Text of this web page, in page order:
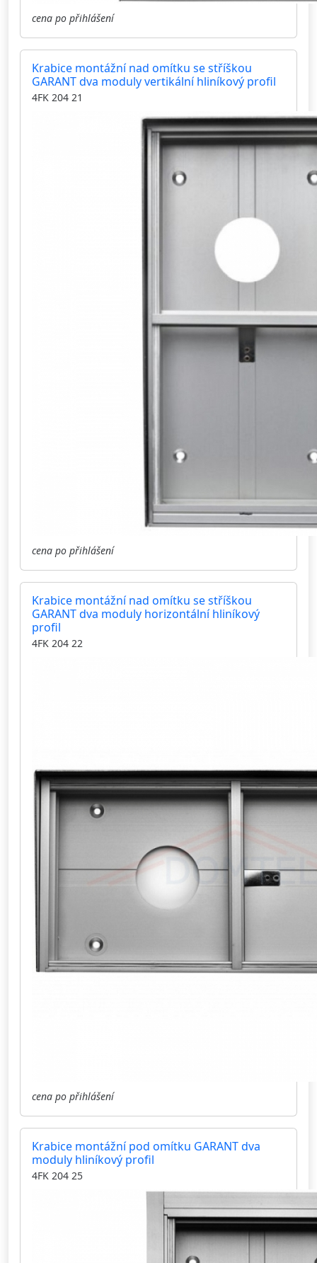
cena po přihlášení
Krabice montážní nad omítku se stříškou
GARANT dva moduly vertikální hliníkový profil
4FK 204 21
cena po přihlášení
Krabice montážní nad omítku se stříškou
GARANT dva moduly horizontální hliníkový
profil
4FK 204 22
cena po přihlášení
Krabice montážní pod omítku GARANT dva
moduly hliníkový profil
4FK 204 25